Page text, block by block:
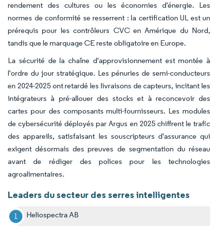
rendement des cultures ou les économies d'énergie. Les
normes de conformité se resserrent : la certification UL est un
prérequis pour les contrôleurs CVC en Amérique du Nord,
tandis que le marquage CE reste obligatoire en Europe.
La sécurité de la chaîne d'approvisionnement est montée à
l'ordre du jour stratégique. Les pénuries de semi-conducteurs
en 2024-2025 ont retardé les livraisons de capteurs, incitant les
intégrateurs à pré-allouer des stocks et à reconcevoir des
cartes pour des composants multi-fournisseurs. Les modules
de cybersécurité déployés par Argus en 2025 chiffrent le trafic
des appareils, satisfaisant les souscripteurs d'assurance qui
exigent désormais des preuves de segmentation du réseau
avant de rédiger des polices pour les technologies
agroalimentaires.
Leaders du secteur des serres intelligentes
Heliospectra AB